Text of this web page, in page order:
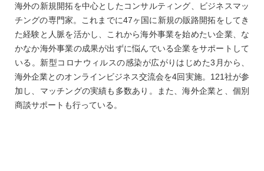
海外の新規開拓を中⼼としたコンサルティング、ビジネスマッ
チングの専⾨家。これまでに47ヶ国に新規の販路開拓をしてき
た経験と⼈脈を活かし、これから海外事業を始めたい企業、な
かなか海外事業の成果が出ずに悩んでいる企業をサポートして
いる。新型コロナウィルスの感染が広がりはじめた3⽉から、
海外企業とのオンラインビジネス交流会を4回実施。121社が参
加し、マッチングの実績も多数あり。また、海外企業と、個別
商談サポートも⾏っている。